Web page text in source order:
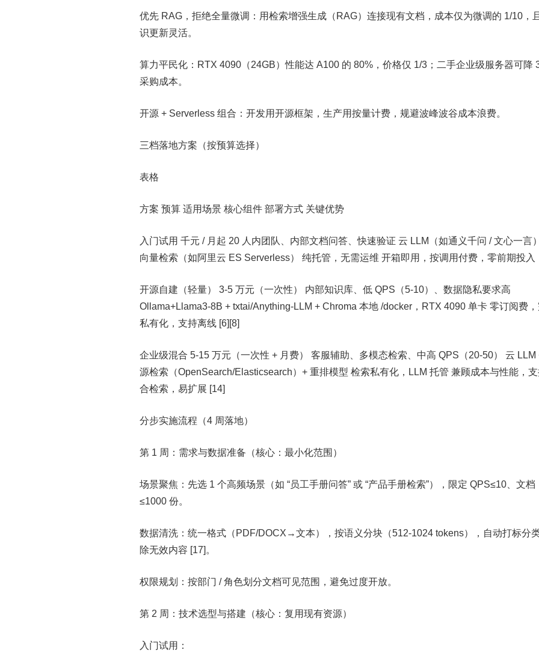
优先 RAG，拒绝全量微调：用检索增强生成（RAG）连接现有文档，成本仅为微调的 1/10，
识更新灵活。
算力平民化：RTX 4090（24GB）性能达 A100 的 80%，价格仅 1/3；二手企业级服务器可降
采购成本。
开源 + Serverless 组合：开发用开源框架，生产用按量计费，规避波峰波谷成本浪费。
三档落地方案（按预算选择）
表格
方案 预算 适用场景 核心组件 部署方式 关键优势
入门试用 千元 / 月起 20 人内团队、内部文档问答、快速验证 云 LLM（如通义千问 / 文心一言
向量检索（如阿里云 ES Serverless） 纯托管，无需运维 开箱即用，按调用付费，零前期投入
开源自建（轻量） 3-5 万元（一次性） 内部知识库、低 QPS（5-10）、数据隐私要求高
Ollama+Llama3-8B + txtai/Anything-LLM + Chroma 本地 /docker，RTX 4090 单卡 零订阅费
私有化，支持离线 [6][8]
企业级混合 5-15 万元（一次性 + 月费） 客服辅助、多模态检索、中高 QPS（20-50） 云 LLM
源检索（OpenSearch/Elasticsearch）+ 重排模型 检索私有化，LLM 托管 兼顾成本与性能，
合检索，易扩展 [14]
分步实施流程（4 周落地）
第 1 周：需求与数据准备（核心：最小化范围）
场景聚焦：先选 1 个高频场景（如 “员工手册问答” 或 “产品手册检索”），限定 QPS≤10、文档
≤1000 份。
数据清洗：统一格式（PDF/DOCX→文本），按语义分块（512-1024 tokens），自动打标分
除无效内容 [17]。
权限规划：按部门 / 角色划分文档可见范围，避免过度开放。
第 2 周：技术选型与搭建（核心：复用现有资源）
入门试用：